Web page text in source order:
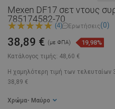
Mexen DF17 σετ ντους
785174582-70
(4) Ερωτήσεις(0)
Κατάλογος τιμής: 48,60 €
38,89 € (με ΦΠΑ) 19,98%
Η χαμηλότερη τιμή των τελευταίων
38,89 €
Χρώμα - Μαύρο